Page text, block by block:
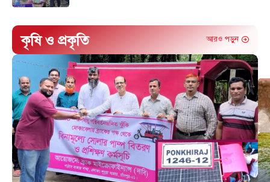
কৃষি ও প্রকৃতি আরও পড়ুন